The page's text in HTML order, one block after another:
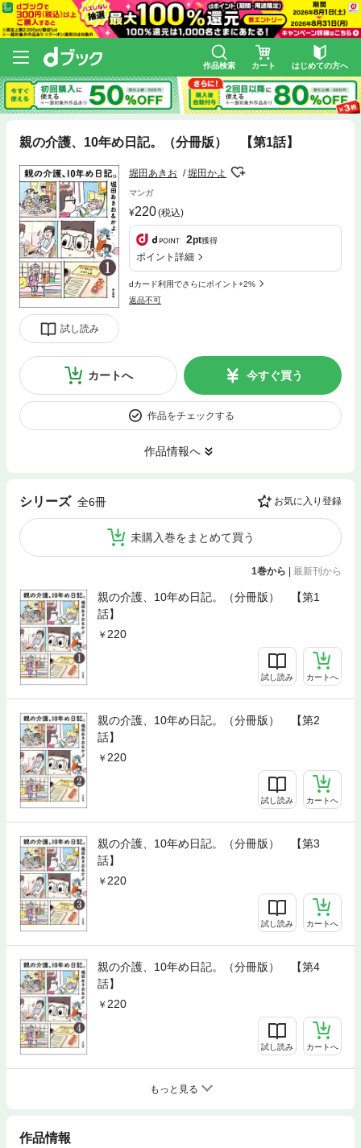
作品検索 カート はじめての方へ
親の介護、10年め日記。（分冊版） 【第1話】
試し読み
堀田あきお 堀田かよ
マンガ
220(税込)
2pt獲得
ポイント詳細
dカード利用でさらにポイント+2%
返品不可
カートへ 今すぐ買う
作品をチェックする
作品情報へ
シリーズ 全6冊 お気に入り登録
未購入巻をまとめて買う
1巻から | 最新刊から
親の介護、10年め日記。（分冊版） 【第1
話】
220
試し読み カートへ
親の介護、10年め日記。（分冊版） 【第2
話】
220
試し読み カートへ
親の介護、10年め日記。（分冊版） 【第3
話】
220
試し読み カートへ
親の介護、10年め日記。（分冊版） 【第4
話】
220
試し読み カートへ
もっと見る
作品情報